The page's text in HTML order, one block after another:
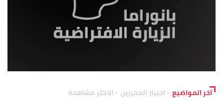
آخر المواضيع اختيار المحررين الاكثر مشاهدة